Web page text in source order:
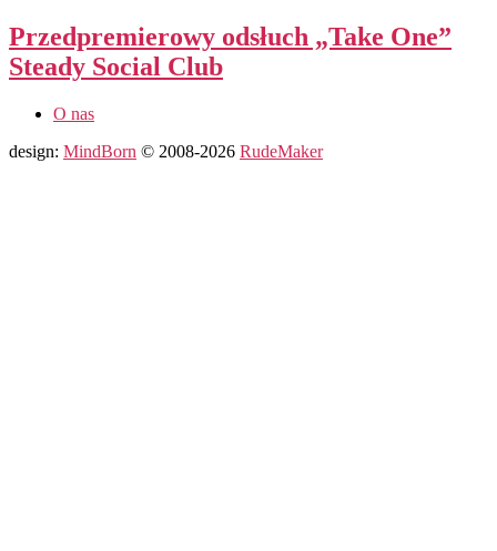
Przedpremierowy odsłuch „Take One”
Steady Social Club
O nas
design: MindBorn © 2008-2026 RudeMaker